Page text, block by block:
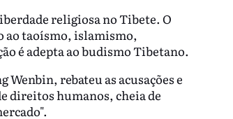
religiosa no Tibete. O
ao taoísmo, islamismo,
é adepta ao budismo Tibetano.
rebateu as acusações e
direitos humanos, cheia de